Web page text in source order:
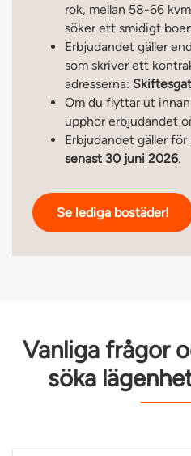
rok, mellan 58-66
söker ett smidigt
Erbjudandet gäller
som skriver ett
adresserna:
Om du flyttar ut
upphör erbjudandet
Erbjudandet gäller
senast 30 juni 2026.
Se lediga bostäder!
Vanliga frågor
söka